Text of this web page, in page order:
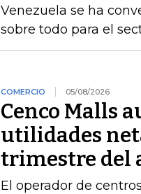
Venezuela se ha
sobre todo para el
COMERCIO 05/08/2026
Cenco Malls
utilidades
trimestre del
El operador de